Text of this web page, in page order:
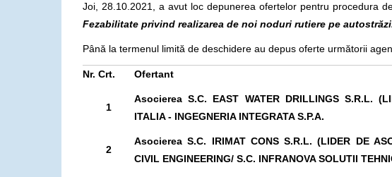
Joi, 28.10.2021, a avut loc depunerea ofertelor pentru procedura
Fezabilitate privind realizarea de noi noduri rutiere pe
Până la termenul limită de deschidere au depus oferte următorii
Nr. Crt. Ofertant
1
Asocierea S.C. EAST WATER DRILLINGS S.R.L.
ITALIA - INGEGNERIA INTEGRATA S.P.A.
2
Asocierea S.C. IRIMAT CONS S.R.L. (LIDER DE
CIVIL ENGINEERING/ S.C. INFRANOVA SOLUTII